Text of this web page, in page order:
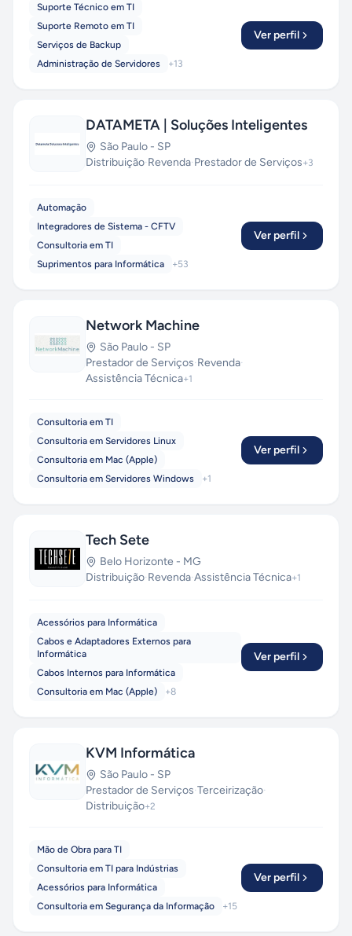
Suporte Técnico em TI
Suporte Remoto em TI
Serviços de Backup
Administração de Servidores
+13
Ver perfil
DATAMETA | Soluções Inteligentes
São Paulo - SP
Distribuição·Revenda·Prestador de Serviços+3
Automação
Integradores de Sistema - CFTV
Consultoria em TI
Suprimentos para Informática
+53
Ver perfil
Network Machine
São Paulo - SP
Prestador de Serviços·Revenda·
Assistência Técnica+1
Consultoria em TI
Consultoria em Servidores Linux
Consultoria em Mac (Apple)
Consultoria em Servidores Windows
+1
Ver perfil
Tech Sete
Belo Horizonte - MG
Distribuição·Revenda·Assistência Técnica+1
Acessórios para Informática
Cabos e Adaptadores Externos para
Informática
Cabos Internos para Informática
Consultoria em Mac (Apple)
+8
Ver perfil
KVM Informática
São Paulo - SP
Prestador de Serviços·Terceirização·
Distribuição+2
Mão de Obra para TI
Consultoria em TI para Indústrias
Acessórios para Informática
Consultoria em Segurança da Informação
+15
Ver perfil